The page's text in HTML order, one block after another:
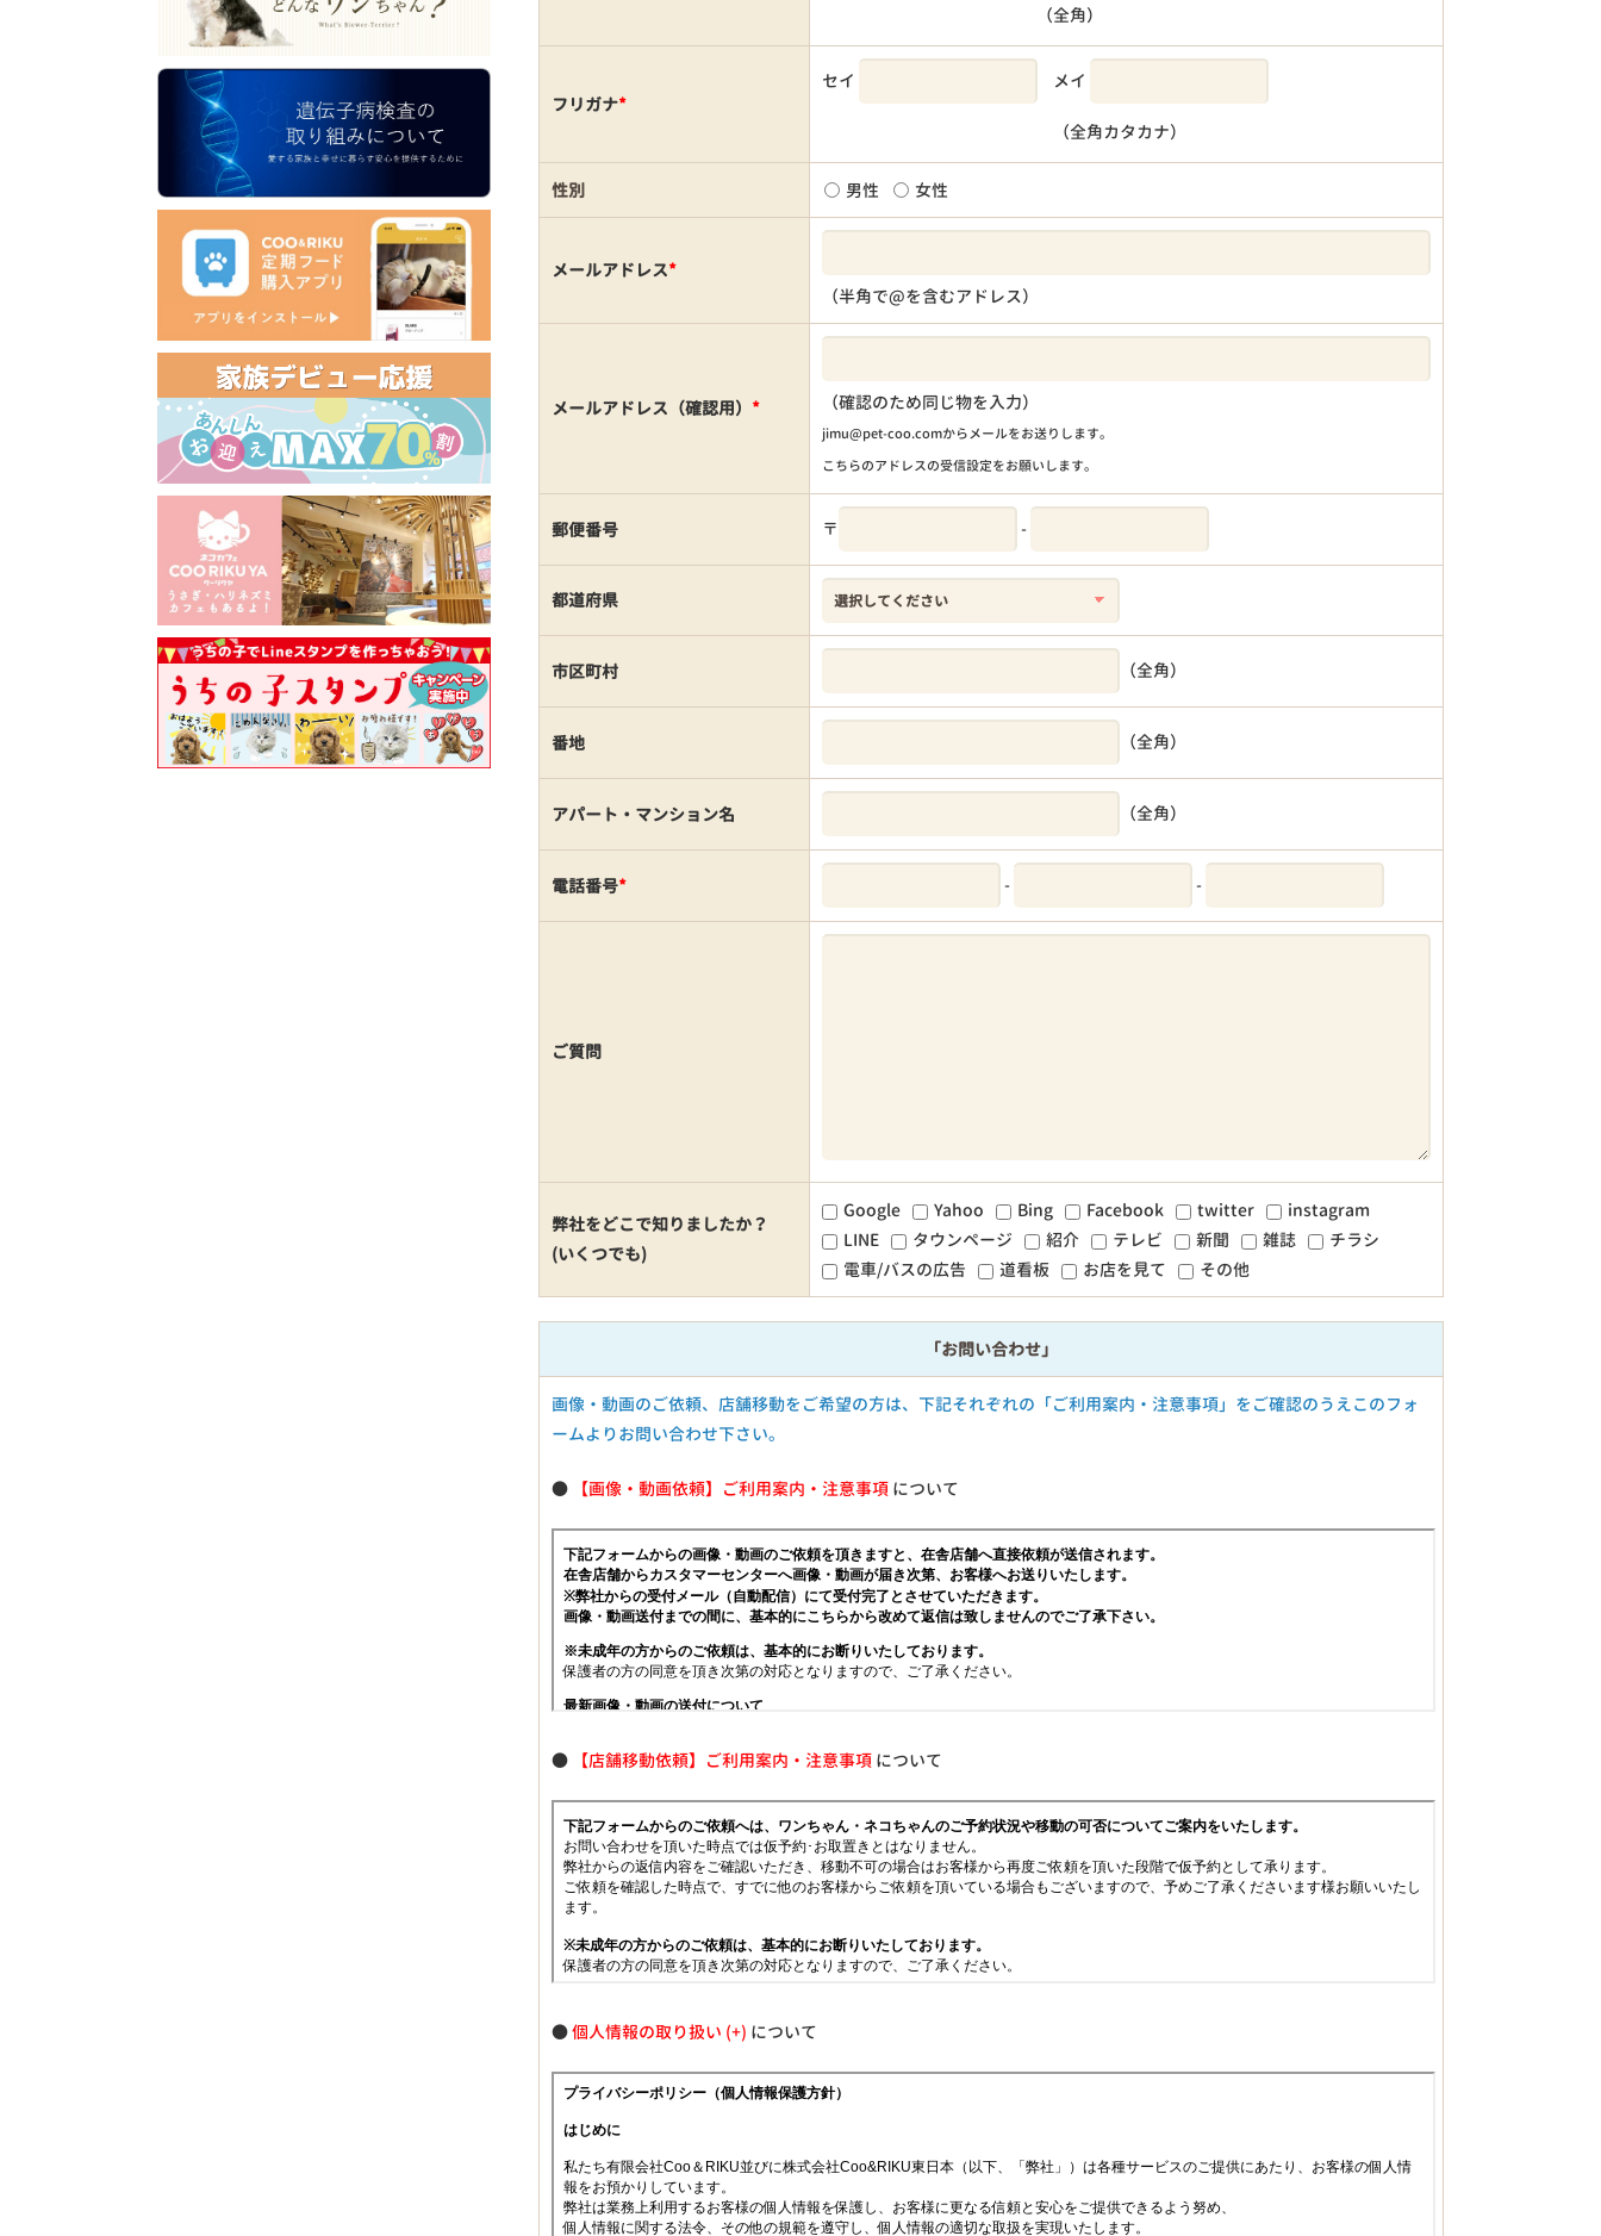
（全角）
フリガナ*
セイ メイ
（全角カタカナ）
性別 男性 女性
メールアドレス*
（半角で@を含むアドレス）
メールアドレス（確認用） * （確認のため同じ物を入力）
jimu@pet-coo.comからメールをお送りします。
こちらのアドレスの受信設定をお願いします。
郵便番号 〒 -
都道府県
市区町村 （全角）
番地 （全角）
アパート・マンション名 （全角）
電話番号* - -
ご質問
弊社をどこで知りましたか？
(いくつでも)
Google Yahoo Bing Facebook twitter
instagram
LINE
タウンページ 紹介 テレビ 新聞 雑誌
チラシ
電車/バスの広告
道看板 お店を見て その他
「お問い合わせ」
画像・動画のご依頼、店舗移動をご希望の方は、下記それぞれの「ご利用案内・注意事項」をご確認のうえこのフォ
ームよりお問い合わせ下さい。
● 【画像・動画依頼】ご利用案内・注意事項 について
● 【店舗移動依頼】ご利用案内・注意事項 について
●個人情報の取り扱い について